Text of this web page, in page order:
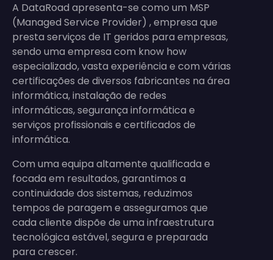
A DataRoad apresenta-se como um MSP
(Managed Service Provider) , empresa que
presta serviços de IT geridos para empresas,
sendo uma empresa com know how
especializado, vasta experiência e com várias
certificações de diversos fabricantes na área
informática, instalação de redes
informáticas, segurança informática e
serviços profissionais e certificados de
informática.
Com uma equipa altamente qualificada e
focada em resultados, garantimos a
continuidade dos sistemas, reduzimos
tempos de paragem e asseguramos que
cada cliente dispõe de uma infraestrutura
tecnológica estável, segura e preparada
para crescer.